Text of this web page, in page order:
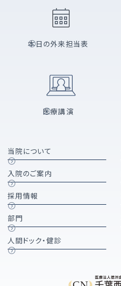
本日の外来担当表
医療講演
当院について
入院のご案内
採用情報
部門
人間ドック・健診